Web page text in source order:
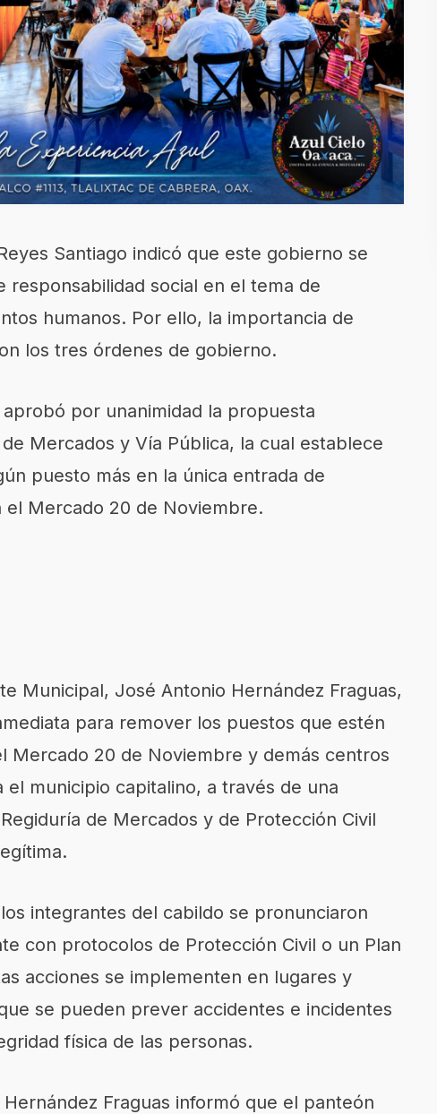
Santiago indicó que este gobierno se
responsabilidad social en el tema de
humanos. Por ello, la importancia de
los tres órdenes de gobierno.
por unanimidad la propuesta
Mercados y Vía Pública, la cual establece
puesto más en la única entrada de
Mercado 20 de Noviembre.
Municipal, José Antonio Hernández Fraguas,
para remover los puestos que estén
Mercado 20 de Noviembre y demás centros
municipio capitalino, a través de una
de Mercados y de Protección Civil
integrantes del cabildo se pronunciaron
con protocolos de Protección Civil o un Plan
acciones se implementen en lugares y
se pueden prever accidentes e incidentes
física de las personas.
Fraguas informó que el panteón